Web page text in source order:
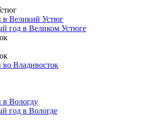
в Великий Устюг
год в Великом Устюге
Владивосток
в Вологду
год в Вологде